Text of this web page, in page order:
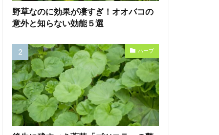
野草なのに効果が凄すぎ！オオバコの
意外と知らない効能５選
ハーブ